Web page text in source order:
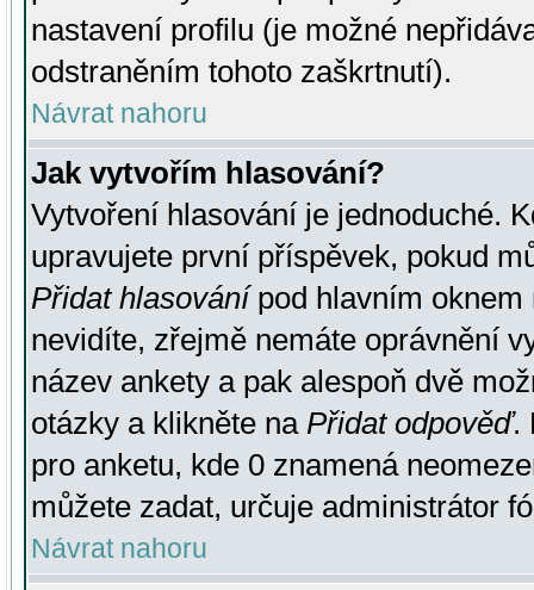
nastavení profilu (je možné
odstraněním tohoto zaškrtnutí).
Návrat nahoru
Jak vytvořím hlasování?
Vytvoření hlasování je jednoduché.
upravujete první příspěvek, pokud
Přidat hlasovánípod hlavním oknem
nevidíte, zřejmě nemáte oprávnění
název ankety a pak alespoň dvě
otázky a klikněte na Přidat odpověď.
pro anketu, kde 0 znamená
můžete zadat, určuje administrátor
Návrat nahoru